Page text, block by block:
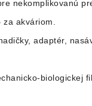
nekomplikovanú
akváriom.
adaptér,
biologickej